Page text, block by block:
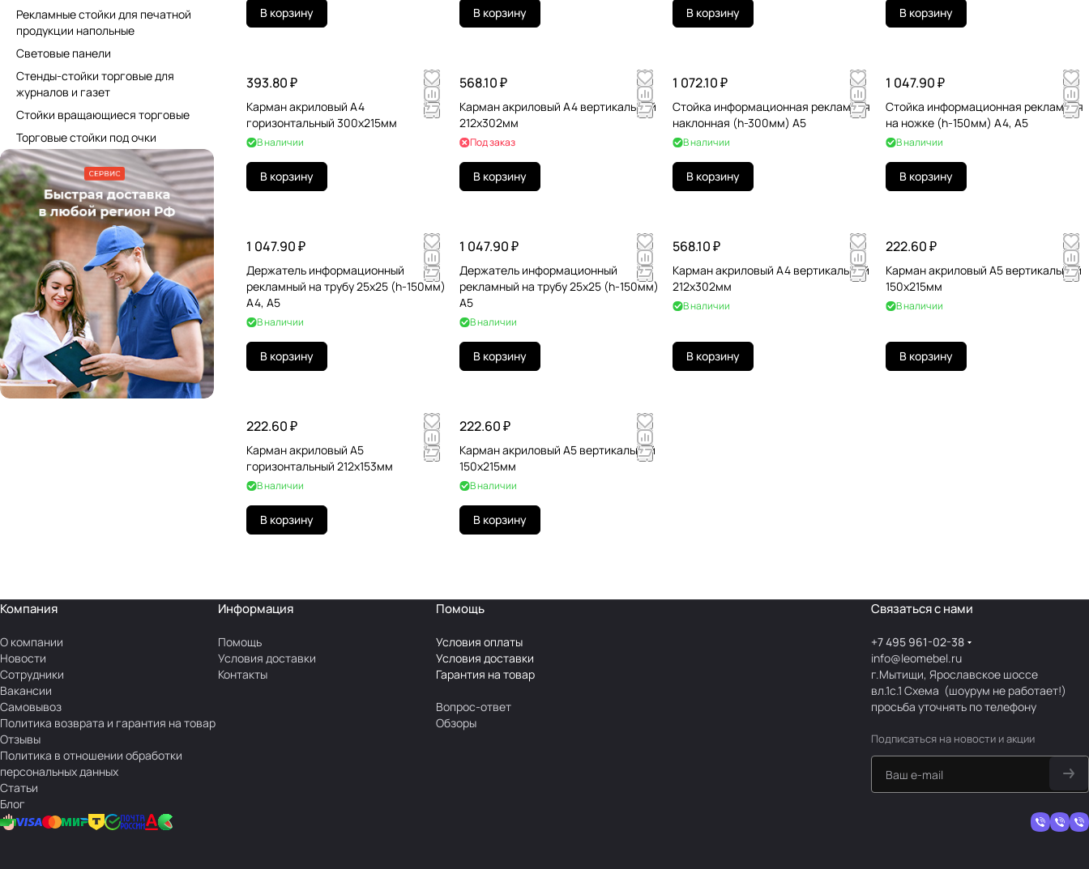
В корзину В корзину В корзину В корзину
393.80 ₽
Карман акриловый А4
горизонтальный 300х215мм
В наличии
В корзину
568.10 ₽
Карман акриловый А4 вертикальный
212х302мм
Под заказ
В корзину
1 072.10 ₽
Стойка информационная рекламная
наклонная (h-300мм) A5
В наличии
В корзину
1 047.90 ₽
Стойка информационная рекламная
на ножке (h-150мм) А4, A5
В наличии
В корзину
1 047.90 ₽
Держатель информационный
рекламный на трубу 25х25 (h-150мм)
А4, A5
В наличии
В корзину
1 047.90 ₽
Держатель информационный
рекламный на трубу 25х25 (h-150мм)
A5
В наличии
В корзину
568.10 ₽
Карман акриловый А4 вертикальный
212х302мм
В наличии
В корзину
222.60 ₽
Карман акриловый А5 вертикальный
150х215мм
В наличии
В корзину
222.60 ₽
Карман акриловый А5
горизонтальный 212х153мм
В наличии
В корзину
222.60 ₽
Карман акриловый А5 вертикальный
150х215мм
В наличии
В корзину
Рекламные стойки для печатной
продукции напольные
Световые панели
Стенды-стойки торговые для
журналов и газет
Стойки вращающиеся торговые
Торговые стойки под очки
Компания
О компании
Новости
Сотрудники
Вакансии
Самовывоз
Политика возврата и гарантия на товар
Отзывы
Политика в отношении обработки
персональных данных
Статьи
Блог
Информация
Помощь
Условия доставки
Контакты
Помощь
Условия оплаты
Условия доставки
Гарантия на товар
Вопрос-ответ
Обзоры
Связаться с нами
+7 495 961-02-38
info@leomebel.ru
г.Мытищи, Ярославское шоссе
вл.1с.1Схема (шоурум не работает!)
просьба уточнять по телефону
Подписаться на новости и акции